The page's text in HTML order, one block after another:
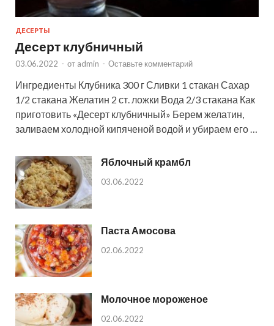
ДЕСЕРТЫ
Десерт клубничный
03.06.2022 - от admin - Оставьте комментарий
Ингредиенты Клубника 300 г Сливки 1 стакан Сахар
1/2 стакана Желатин 2 ст. ложки Вода 2/3 стакана Как
приготовить «Десерт клубничный» Берем желатин,
заливаем холодной кипяченой водой и убираем его …
Яблочный крамбл
03.06.2022
Паста Амосова
02.06.2022
Молочное мороженое
02.06.2022